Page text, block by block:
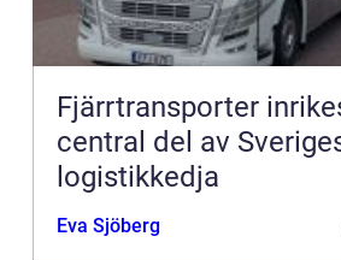
Fjärrtransporter
central del av
logistikkedja
Eva Sjöberg